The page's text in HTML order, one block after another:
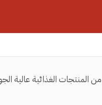
المنتجات الغذائية